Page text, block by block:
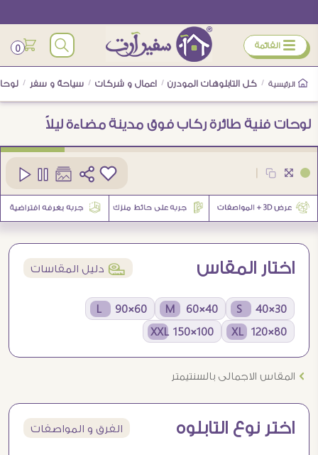
ÿ القائمة 0
الرئيسية / كل التابلوهات المودرن / اعمال و شركات / سياحة و سفر /
لوحات فنية طائرة ركاب فوق مدينة مضاءة ليلاً
اختار المقاس í دليل المقاسات
30×40 S
40×60 M
60×90 L
80×120 XL
100×150 XXL
Ö المقاس الاجمالى بالسنتيمتر
اختر نوع التابلوه الفرق و المواصفات